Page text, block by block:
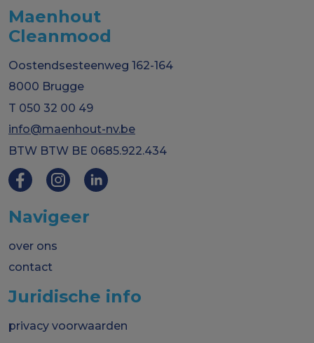
Maenhout
Cleanmood
Oostendsesteenweg 162-164
8000 Brugge
T 050 32 00 49
info@maenhout-nv.be
BTW BTW BE 0685.922.434
Navigeer
over ons
contact
Juridische info
privacy voorwaarden